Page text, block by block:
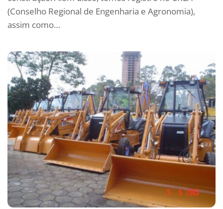
(Conselho Regional de Engenharia e Agronomia),
assim como…